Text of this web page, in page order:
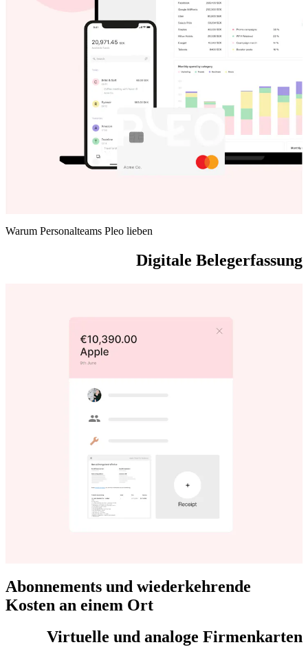
Warum Personalteams Pleo lieben
Digitale Belegerfassung
Abonnements und wiederkehrende
Kosten an einem Ort
Virtuelle und analoge Firmenkarten